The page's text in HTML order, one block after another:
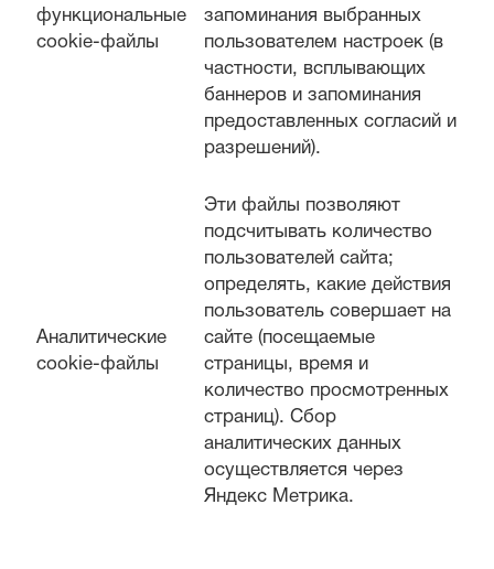
функциональные
cookie-файлы
запоминания выбранных
пользователем настроек (в
частности, всплывающих
баннеров и запоминания
предоставленных согласий и
разрешений).
Аналитические
cookie-файлы
Эти файлы позволяют
подсчитывать количество
пользователей сайта;
определять, какие действия
пользователь совершает на
сайте (посещаемые
страницы, время и
количество просмотренных
страниц). Сбор
аналитических данных
осуществляется через
Яндекс Метрика.